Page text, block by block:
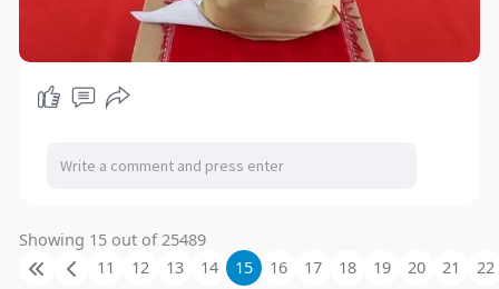
Showing 15 out of 25489
11
12 13 14 15 16 17 18 19 20 21 22